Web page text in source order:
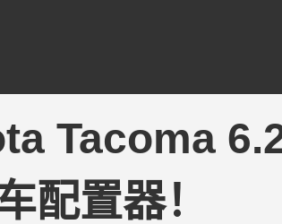
Tacoma
配置器！